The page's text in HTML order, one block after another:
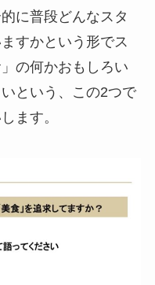
に普段どんなスタ
すかという形でス
の何かおもしろい
という、この2つで
ます。